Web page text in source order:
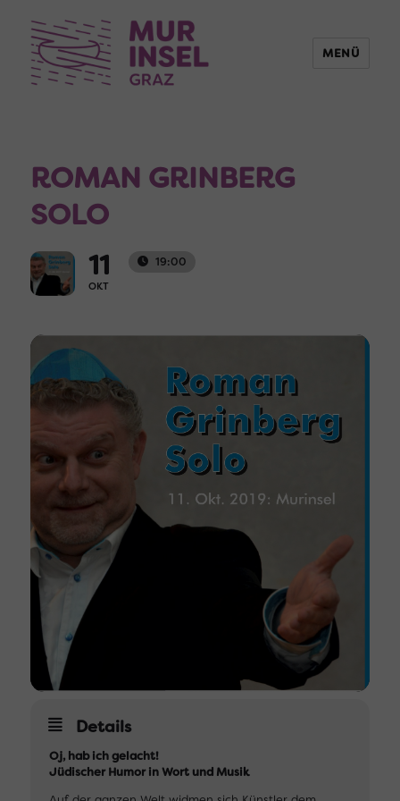
MENÜ
ROMAN GRINBERG
SOLO
11
OKT
19:00
Details
Oj, hab ich gelacht!
Jüdischer Humor in Wort und Musik